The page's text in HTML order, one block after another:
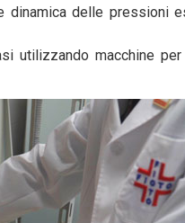
dinamica delle pressioni
utilizzando macchine